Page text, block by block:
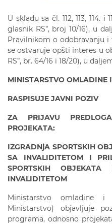
U skladu sa čl. 112, 113, 114.
glasnik RS”, broj 10/16), u
Pravilnikom o odobravanju
se ostvaruje opšti interes u
RS”, br. 64/16 i 18/20), u
MINISTARSTVO OMLADINE
RASPISUJE JAVNI POZIV
ZA PRIJAVU
PROJEKATA:
IZGRADNjA SPORTSKIH
SA INVALIDITETOM I
SPORTSKIH
INVALIDITETOM
Ministarstvo omladine
Ministarstvo) objavljuje
programa, odnosno